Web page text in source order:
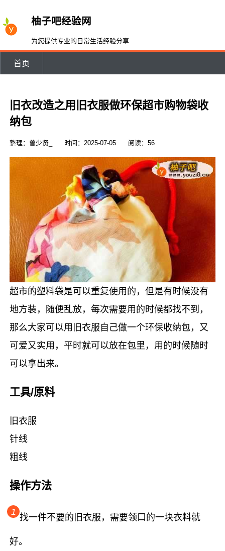
柚子吧经验网
为您提供专业的日常生活经验分享
首页
旧衣改造之用旧衣服做环保超市购物袋收
纳包
整理：曾少贤_ 时间：2025-07-05 阅读：56
超市的塑料袋是可以重复使用的，但是有时候没有
地方装，随便乱放，每次需要用的时候都找不到，
那么大家可以用旧衣服自己做一个环保收纳包，又
可爱又实用，平时就可以放在包里，用的时候随时
可以拿出来。
工具/原料
旧衣服
针线
粗线
操作方法
1
找一件不要的旧衣服，需要领口的一块衣料就
好。